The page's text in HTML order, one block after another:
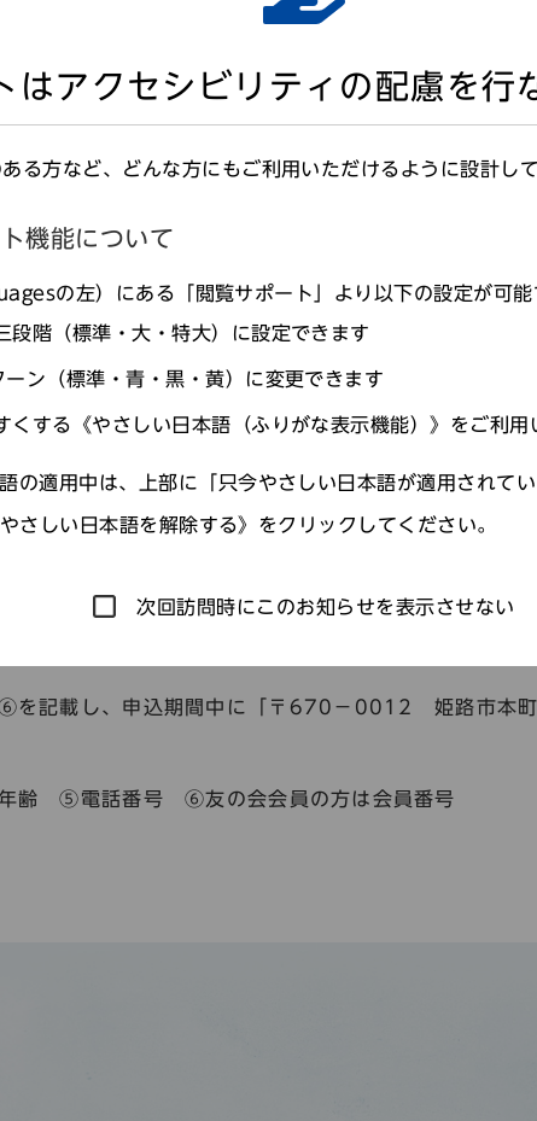
は申込者全員に通知します）
きを行なってください。
を記載し、申込期間中に「〒670－0012 姫路市本
⑤電話番号 ⑥友の会会員の方は会員番号
はアクセシビリティの配慮を行
る方など、どんな方にもご利用いただけるように設計して
機能について
の左）にある「閲覧サポート」より以下の設定が可能
段階（標準・大・特大）に設定できます
ン（標準・青・黒・黄）に変更できます
くする《やさしい日本語（ふりがな表示機能）》をご利用
の適用中は、上部に「只今やさしい日本語が適用されて
さしい日本語を解除する》をクリックしてください。
次回訪問時にこのお知らせを表示させない